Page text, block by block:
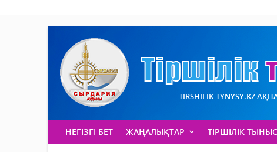
TIRSHILIK-TYNYSY.KZ
НЕГІЗГІ БЕТ ЖАҢАЛЫҚТАР ТІРШІЛІК